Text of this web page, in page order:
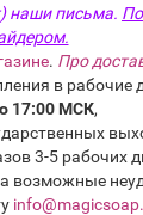
наши письма.
. Про
в рабочие
17:00 МСК,
3-5 рабочих
возможные